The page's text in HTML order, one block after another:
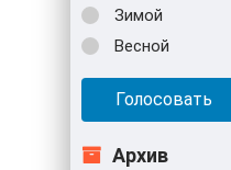
Зимой
Весной
Голосовать
Архив